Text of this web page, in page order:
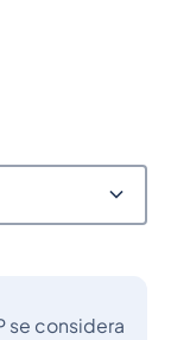
se considera